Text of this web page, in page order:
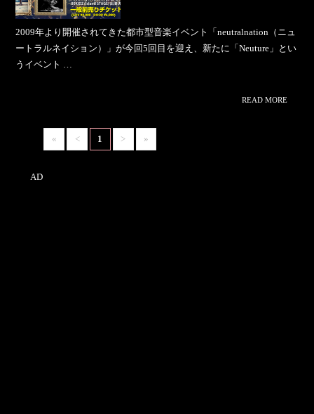
2009年より開催されてきた都市型音楽イベント「neutralnation（ニュ
ートラルネイション）」が今回5回目を迎え、新たに「Neuture」とい
うイベント …
READ MORE>
« < 1 > »
AD